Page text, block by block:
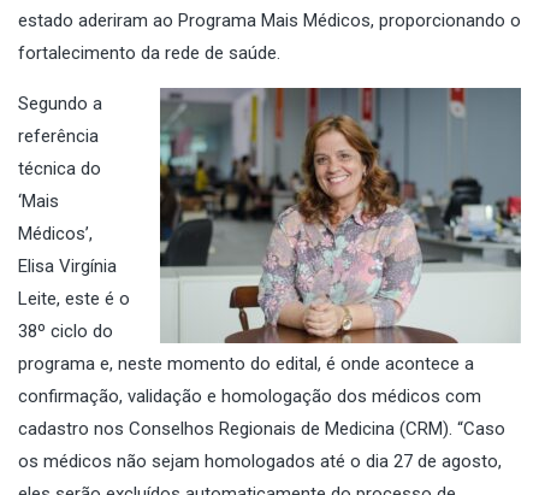
estado aderiram ao Programa Mais Médicos, proporcionando o
fortalecimento da rede de saúde.
Segundo a
referência
técnica do
‘Mais
Médicos’,
Elisa Virgínia
Leite, este é o
38º ciclo do
programa e, neste momento do edital, é onde acontece a
confirmação, validação e homologação dos médicos com
cadastro nos Conselhos Regionais de Medicina (CRM). “Caso
os médicos não sejam homologados até o dia 27 de agosto,